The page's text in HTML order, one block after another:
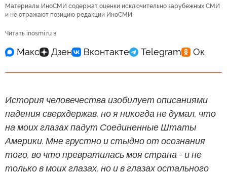
Материалы ИноСМИ содержат оценки исключительно зарубежных СМИ
и не отражают позицию редакции ИноСМИ
Читать inosmi.ru в
История человечества изобилует описаниями
падения сверхдержав, но я никогда не думал, что
на моих глазах падут Соединенные Штаты
Америки. Мне грустно и стыдно от осознания
того, во что превратилась моя страна - и не
только в моих глазах, но и в глазах остального